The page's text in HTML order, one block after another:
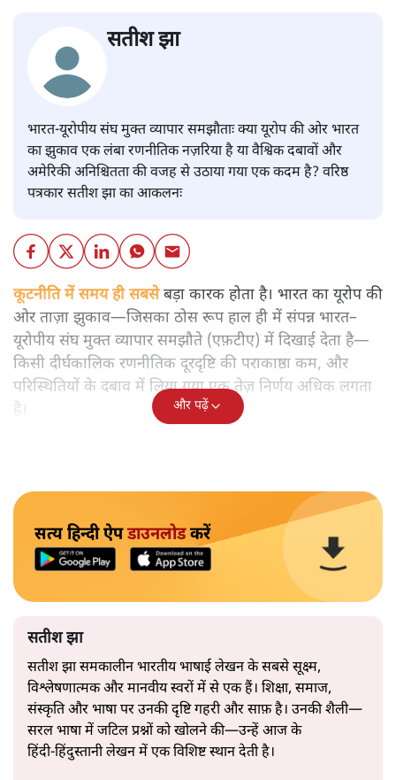
सतीश झा
भारत-यूरोपीय संघ मुक्त व्यापार समझौताः क्या यूरोप की ओर भारत
का झुकाव एक लंबा रणनीतिक नज़रिया है या वैश्विक दबावों और
अमेरिकी अनिश्चितता की वजह से उठाया गया एक कदम है? वरिष्ठ
पत्रकार सतीश झा का आकलनः
कूटनीति में समय ही सबसेबड़ा कारक होता है। भारत का यूरोप की
ओर ताज़ा झुकाव—जिसका ठोस रूप हाल ही में संपन्न भारत–
यूरोपीय संघ मुक्त व्यापार समझौते (एफ़टीए) में दिखाई देता है—
किसी दीर्घकालिक रणनीतिक दूरदृष्टि की पराकाष्ठा कम, और
परिस्थितियों के दबाव में लिया गया एक तेज़ निर्णय अधिक लगता
है।
और पढ़ें
सत्य हिन्दी ऐपडाउनलोडकरें
सतीश झा
सतीश झा समकालीन भारतीय भाषाई लेखन के सबसे सूक्ष्म,
विश्लेषणात्मक और मानवीय स्वरों में से एक हैं। शिक्षा, समाज,
संस्कृति और भाषा पर उनकी दृष्टि गहरी और साफ़ है। उनकी शैली—
सरल भाषा में जटिल प्रश्नों को खोलने की—उन्हें आज के
हिंदी‑हिंदुस्तानी लेखन में एक विशिष्ट स्थान देती है।